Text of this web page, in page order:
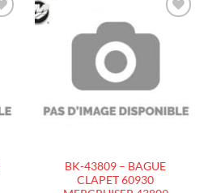
AJOUTER
À LA
D’ENVIES
BK-43809 – BAGUE
CLAPET 60930